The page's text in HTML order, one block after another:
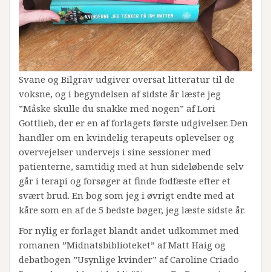
Svane og Bilgrav udgiver oversat litteratur til de
voksne, og i begyndelsen af sidste år læste jeg
”Måske skulle du snakke med nogen” af Lori
Gottlieb, der er en af forlagets første udgivelser. Den
handler om en kvindelig terapeuts oplevelser og
overvejelser undervejs i sine sessioner med
patienterne, samtidig med at hun sideløbende selv
går i terapi og forsøger at finde fodfæste efter et
svært brud. En bog som jeg i øvrigt endte med at
kåre som en af de 5 bedste bøger, jeg læste sidste år.
For nylig er forlaget blandt andet udkommet med
romanen ”Midnatsbiblioteket” af Matt Haig og
debatbogen ”Usynlige kvinder” af Caroline Criado